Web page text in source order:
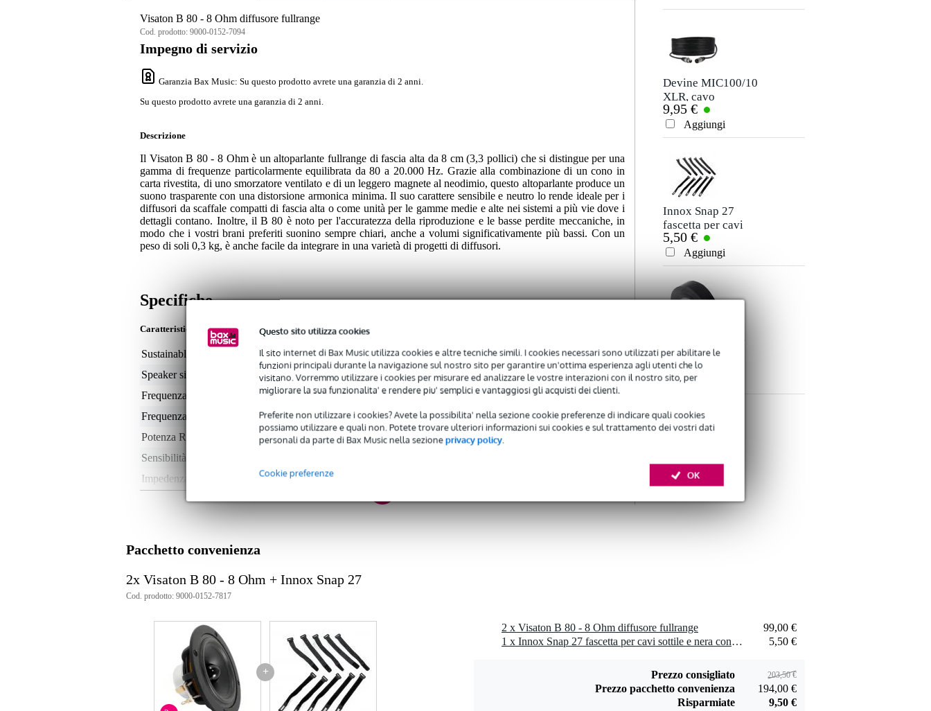
Questo sito utilizza cookies
Il sito internet di Bax Music utilizza cookies e altre tecniche simili. I cookies necessari sono utilizzati per abilitare le
funzioni principali durante la navigazione sul nostro sito per garantire un'ottima esperienza agli utenti che lo
visitano. Vorremmo utilizzare i cookies per misurare ed analizzare le vostre interazioni con il nostro sito, per
migliorare la sua funzionalita' e rendere piu' semplici e vantaggiosi gli acquisti dei clienti.
Preferite non utilizzare i cookies? Avete la possibilita' nella sezione cookie preferenze di indicare quali cookies
possiamo utilizzare e quali non. Potete trovare ulteriori informazioni sui cookies e sul trattamento dei vostri dati
personali da parte di Bax Music nella sezioneprivacy policy.
OK
Cookie preferenze
Visaton B 80 - 8 Ohm diffusore fullrange
Cod. prodotto: 9000-0152-7094
Impegno di servizio
Garanzia Bax Music: Su questo prodotto avrete una garanzia di 2 anni.
Su questo prodotto avrete una garanzia di 2 anni.
Descrizione
Il Visaton B 80 - 8 Ohm è un altoparlante fullrange di fascia alta da 8 cm (3,3 pollici) che si distingue per una
gamma di frequenze particolarmente equilibrata da 80 a 20.000 Hz. Grazie alla combinazione di un cono in
carta rivestita, di uno smorzatore ventilato e di un leggero magnete al neodimio, questo altoparlante produce un
suono trasparente con una distorsione armonica minima. Il suo carattere sensibile e neutro lo rende ideale per i
diffusori da scaffale compatti di fascia alta o come unità per le gamme medie e alte nei sistemi a più vie dove i
dettagli contano. Inoltre, il B 80 è noto per l'accuratezza della riproduzione e le basse perdite meccaniche, in
modo che i vostri brani preferiti suonino sempre chiari, anche a volumi significativamente più bassi. Con un
peso di soli 0,3 kg, è anche facile da integrare in una varietà di progetti di diffusori.
Specifiche
Caratteristiche
Sustainable product
not specified
Speaker size (inches)
3.3
Frequenza minima
80 - 99 Hz
Frequenza massima
20 - 20,9 kHz
Potenza RMS
50 - 99 watt
Sensibilità
Impedenza nominale
8 ohm
Peso per cassa
< 1 kg
Peso(imballaggio incluso)
cm: 0,87 mm/N
potenza nominale: 30 W
potenza massima: 50 W
impedenza nominale: 8 ohm
Soprannome
Valutazione
Inviare
Non ci sono ancora recensioni per questo prodotto.
Devine MIC100/10
XLR, cavo
microfono e
segnale, 10 m
9,95 €
Aggiungi
Innox Snap 27
fascetta per cavi
sottile e nera con
chiusure a strappo
(10 pezzi)
5,50 €
Aggiungi
01-BK Nastro
Gaffa 50 mm x 50
m nero
9,50 €
Aggiungi
Devine SPE25/10
cavo speaker 2x
Aggiungi
jack - jack 10 m
9,95 €
Aggiungi
Pacchetto convenienza
2x Visaton B 80 - 8 Ohm + Innox Snap 27
Cod. prodotto: 9000-0152-7817
+
2 x Visaton B 80 - 8 Ohm diffusore fullrange
99,00 €
1 x Innox Snap 27 fascetta per cavi sottile e nera con chiusure a strappo (10 pezzi)
5,50 €
Prezzo consigliato 203,50 €
Prezzo pacchetto convenienza
194,00 €
Risparmiate
9,50 €